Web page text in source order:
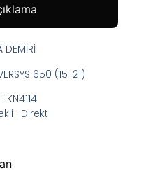
DEMİRİ
650 (15-21)
KN4114
: Direkt